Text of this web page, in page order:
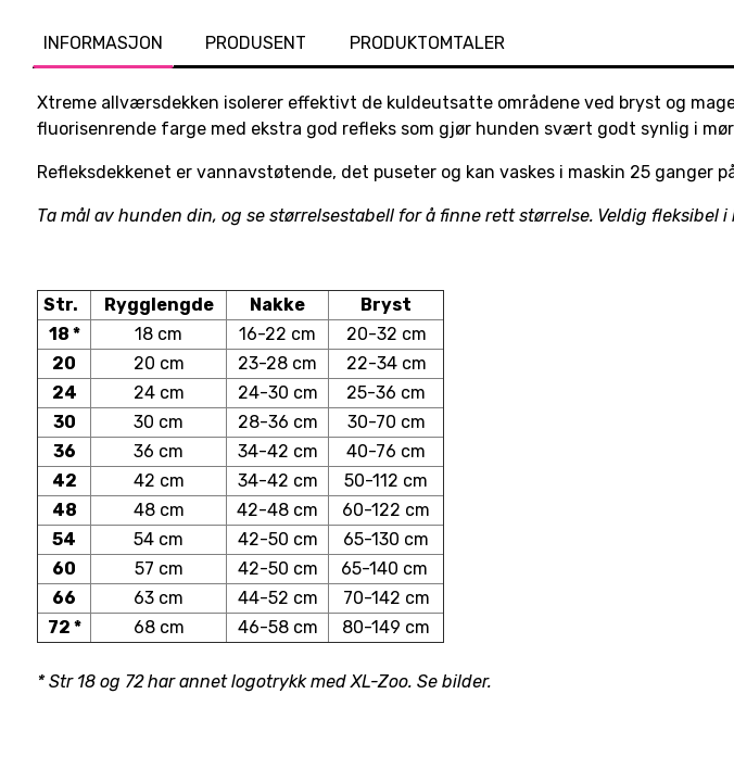
INFORMASJON PRODUSENT PRODUKTOMTALER
Xtreme allværsdekken isolerer effektivt de kuldeutsatte områdene ved bryst og
fluorisenrende farge med ekstra god refleks som gjør hunden svært godt synlig i
Refleksdekkenet er vannavstøtende, det puseter og kan vaskes i maskin 25 ganger
Ta mål av hunden din, og se størrelsestabell for å finne rett størrelse. Veldig
Str. Rygglengde Nakke
Bryst
18 *
18 cm 16-22 cm
20-32 cm
20
20 cm 23-28 cm
22-34 cm
24
24 cm 24-30 cm
25-36 cm
30
30 cm 28-36 cm
30-70 cm
36
36 cm 34-42 cm
40-76 cm
42
42 cm 34-42 cm
50-112 cm
48
48 cm 42-48 cm
60-122 cm
54
54 cm 42-50 cm
65-130 cm
60
57 cm 42-50 cm
65-140 cm
66
63 cm 44-52 cm
70-142 cm
72 *
68 cm 46-58 cm 80-149 cm
* Str 18 og 72 har annet logotrykk med XL-Zoo. Se bilder.